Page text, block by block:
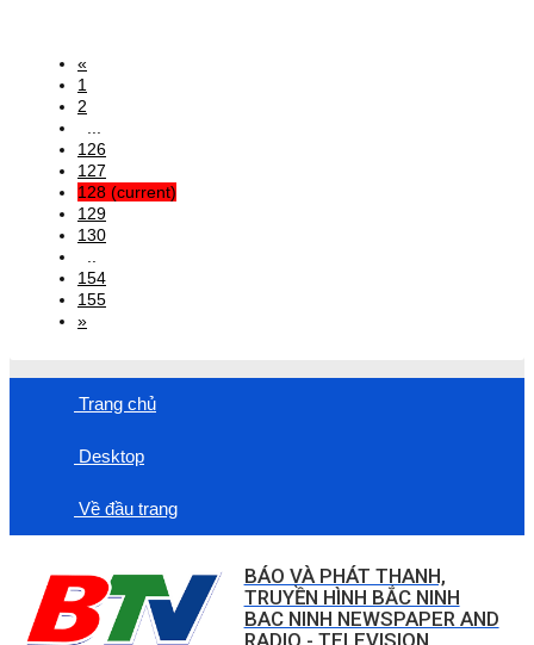
«
1
2
...
126
127
128 (current)
129
130
..
154
155
»
Trang chủ
Desktop
Về đầu trang
BÁO VÀ PHÁT THANH,
TRUYỀN HÌNH BẮC NINH
BAC NINH NEWSPAPER AND